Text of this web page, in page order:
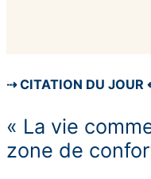
⇢ CITATION DU
« La vie
zone de